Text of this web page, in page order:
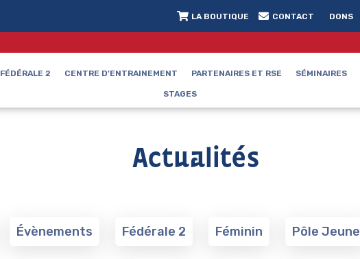
LA BOUTIQUE CONTACT DONS
FÉDÉRALE 2 CENTRE D'ENTRAINEMENT PARTENAIRES ET RSE SÉMINAIRES
STAGES
Actualités
Évènements Fédérale 2 Féminin Pôle Jeune